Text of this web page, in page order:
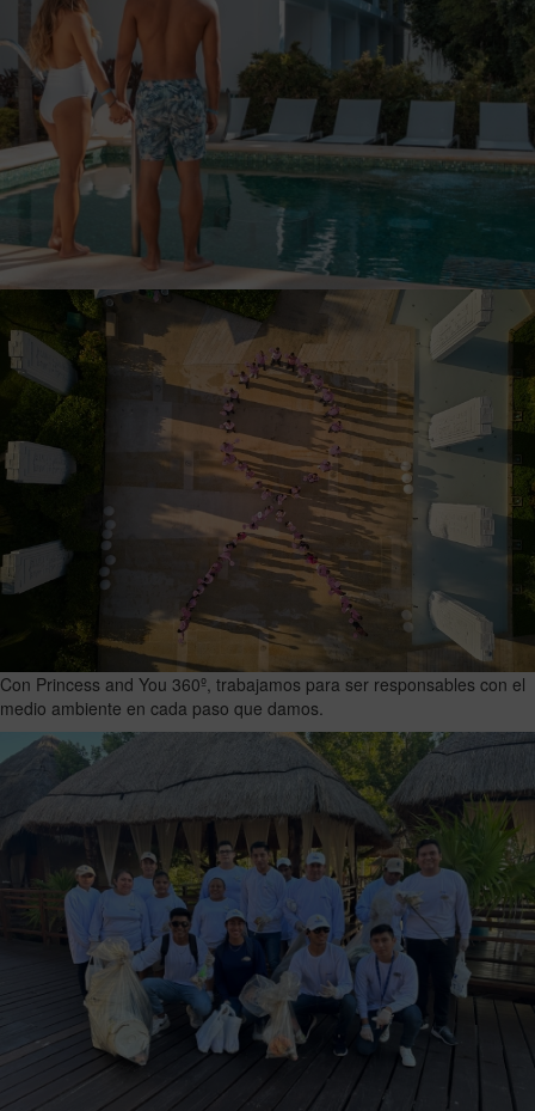
Con Princess and You 360º, trabajamos para ser responsables con el
medio ambiente en cada paso que damos.